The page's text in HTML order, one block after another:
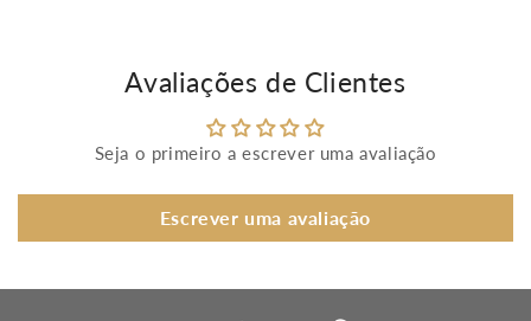
Avaliações de Clientes
Seja o primeiro a escrever uma avaliação
Escrever uma avaliação